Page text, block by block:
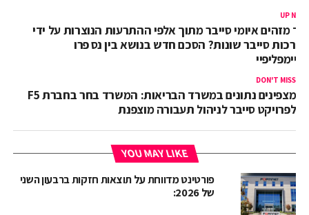
UP
מזהים איומי סייבר מתוך אלפי ההתרעות הנוצרות על ידי
סייבר שונות? הסכם חדש בנושא בין נס פרו
DON'T MISS
מצפינים נתונים במשרד הבריאות: המשרד בחר בחברת F5
לפרויקט סייבר לניהול תעבורה מוצפנת
YOU MAY LIKE
פורטינט מדווחת על תוצאות חזקות ברבעון השני
של 2026: